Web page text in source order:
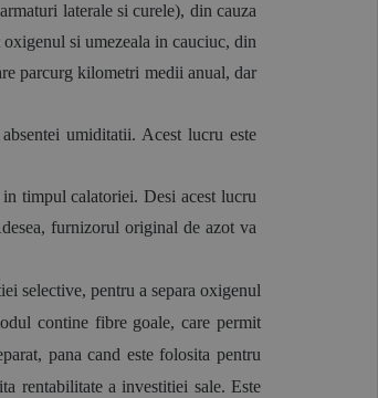
laterale si curele), din cauza
si umezeala in cauciuc, din
parcurg kilometri medii anual, dar
umiditatii. Acest lucru este
timpul calatoriei. Desi acest lucru
furnizorul original de azot va
selective, pentru a separa oxigenul
contine fibre goale, care permit
pana cand este folosita pentru
rentabilitate a investitiei sale. Este